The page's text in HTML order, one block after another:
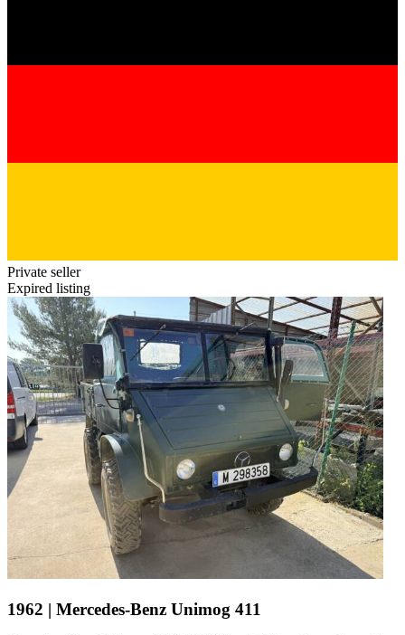
Private seller
Expired listing
1962 | Mercedes-Benz Unimog 411